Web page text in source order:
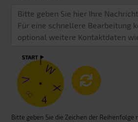
Bitte geben Sie die Zeichen der Reihenfolge